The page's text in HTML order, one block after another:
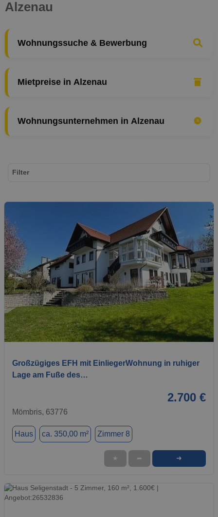
Alzenau
Wohnungssuche & Bewerbung
Mietpreise in Alzenau
Wohnungsunternehmen in Alzenau
1 / 16
Großzügiges EFH mit EinliegerWohnung in ruhiger
Lage am Fuße des…
2.700 €
Mömbris, 63776
Haus ca. 350,00 m² Zimmer 8
★ ➦ ➜
Filter